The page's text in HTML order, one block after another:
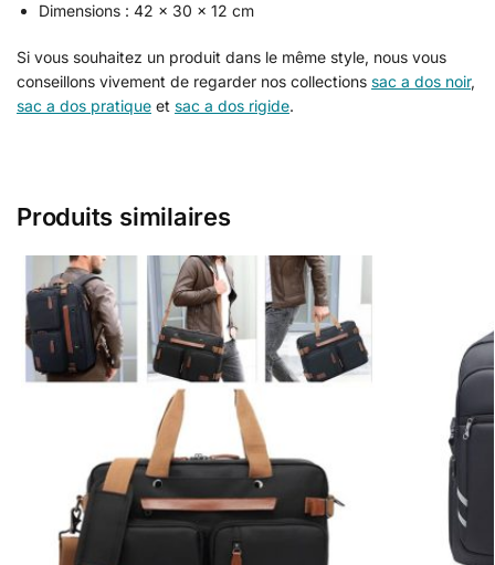
Dimensions : 42 x 30 x 12 cm
Si vous souhaitez un produit dans le même style, nous vous
conseillons vivement de regarder nos collections sac a dos noir,
sac a dos pratique et sac a dos rigide.
Produits similaires